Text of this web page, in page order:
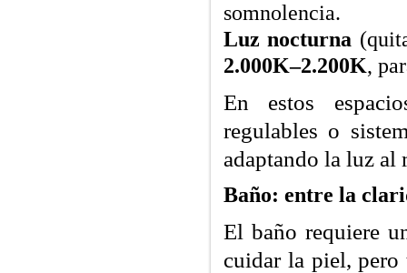
somnolencia.
Luz nocturna
2.000K–2.200K,
En estos
regulables o
adaptando la luz al
Baño: entre la
El baño requiere
cuidar la piel, pero